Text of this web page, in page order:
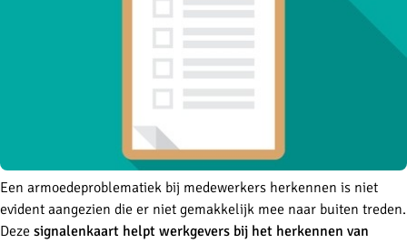
Een armoedeproblematiek bij medewerkers herkennen is niet
evident aangezien die er niet gemakkelijk mee naar buiten treden.
Deze signalenkaart helpt werkgevers bij het herkennen van